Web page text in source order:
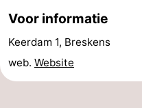
&
Steden
Natuur
Sporten
Voor informatie
Keerdam 1, Breskens
web. Website